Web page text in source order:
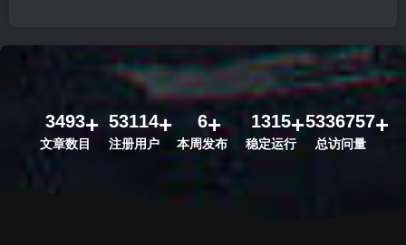
3493
文章数目
53114
注册用户
6
本周发布
1315
稳定运行
5336757
总访问量